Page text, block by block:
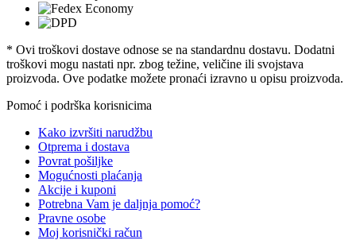
* Ovi troškovi dostave odnose se na standardnu ​​dostavu. Dodatni
troškovi mogu nastati npr. zbog težine, veličine ili svojstava
proizvoda. Ove podatke možete pronaći izravno u opisu proizvoda.
Pomoć i podrška korisnicima
Kako izvršiti narudžbu
Otprema i dostava
Povrat pošiljke
Mogućnosti plaćanja
Akcije i kuponi
Potrebna Vam je daljnja pomoć?
Pravne osobe
Moj korisnički račun